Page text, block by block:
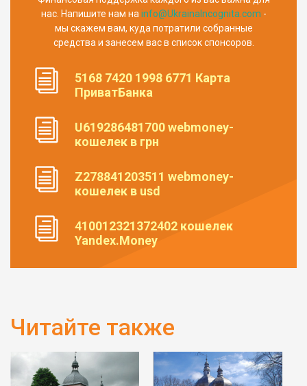
нас. Напишите нам на info@UkrainaIncognita.com -
мы скажем вам, куда потратили собранные
средства и занесем вас в список спонсоров.
5168 7420 1998 6771 Карта
ПриватБанка
U619286481700 webmoney-
кошелек в грн
Z278841203511 webmoney-
кошелек в usd
410012321372402 кошелек
Yandex.Money
Читайте также